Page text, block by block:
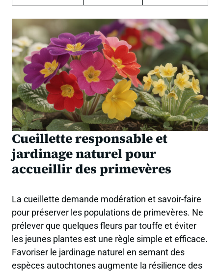
Cueillette responsable et
jardinage naturel pour
accueillir des primevères
La cueillette demande modération et savoir-faire
pour préserver les populations de primevères. Ne
prélever que quelques fleurs par touffe et éviter
les jeunes plantes est une règle simple et efficace.
Favoriser le jardinage naturel en semant des
espèces autochtones augmente la résilience des